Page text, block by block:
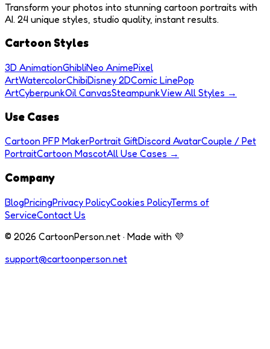
Transform your photos into stunning cartoon portraits with
AI. 24 unique styles, studio quality, instant results.
Cartoon Styles
3D AnimationGhibliNeo AnimePixel
ArtWatercolorChibiDisney 2DComic LinePop
ArtCyberpunkOil CanvasSteampunkView All Styles →
Use Cases
Cartoon PFP MakerPortrait GiftDiscord AvatarCouple / Pet
PortraitCartoon MascotAll Use Cases →
Company
BlogPricingPrivacy PolicyCookies PolicyTerms of
ServiceContact Us
© 2026 CartoonPerson.net · Made with 💜
support@cartoonperson.net